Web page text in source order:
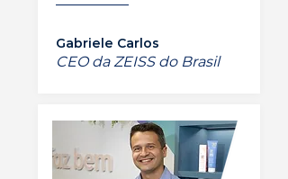
Gabriele Carlos
CEO da ZEISS do Brasil